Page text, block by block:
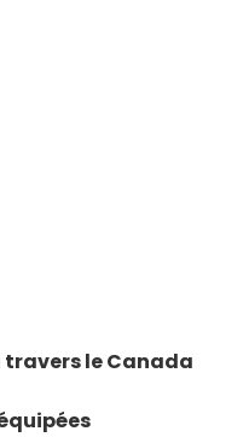
travers le Canada